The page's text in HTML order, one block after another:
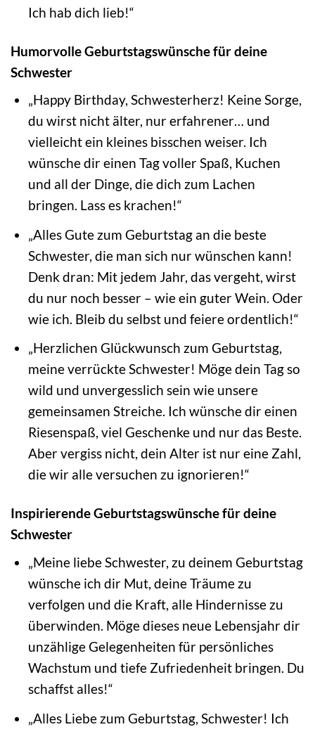
Ich hab dich lieb!“
Humorvolle Geburtstagswünsche für deine
Schwester
„Happy Birthday, Schwesterherz! Keine Sorge,
du wirst nicht älter, nur erfahrener… und
vielleicht ein kleines bisschen weiser. Ich
wünsche dir einen Tag voller Spaß, Kuchen
und all der Dinge, die dich zum Lachen
bringen. Lass es krachen!“
„Alles Gute zum Geburtstag an die beste
Schwester, die man sich nur wünschen kann!
Denk dran: Mit jedem Jahr, das vergeht, wirst
du nur noch besser – wie ein guter Wein. Oder
wie ich. Bleib du selbst und feiere ordentlich!“
„Herzlichen Glückwunsch zum Geburtstag,
meine verrückte Schwester! Möge dein Tag so
wild und unvergesslich sein wie unsere
gemeinsamen Streiche. Ich wünsche dir einen
Riesenspaß, viel Geschenke und nur das Beste.
Aber vergiss nicht, dein Alter ist nur eine Zahl,
die wir alle versuchen zu ignorieren!“
Inspirierende Geburtstagswünsche für deine
Schwester
„Meine liebe Schwester, zu deinem Geburtstag
wünsche ich dir Mut, deine Träume zu
verfolgen und die Kraft, alle Hindernisse zu
überwinden. Möge dieses neue Lebensjahr dir
unzählige Gelegenheiten für persönliches
Wachstum und tiefe Zufriedenheit bringen. Du
schaffst alles!“
„Alles Liebe zum Geburtstag, Schwester! Ich